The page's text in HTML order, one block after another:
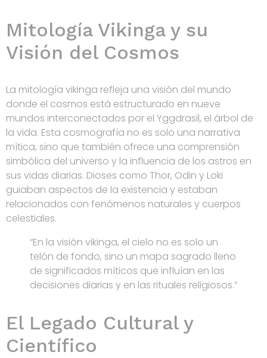
Mitología Vikinga y su
Visión del Cosmos
La mitología vikinga refleja una visión del mundo
donde el cosmos está estructurado en nueve
mundos interconectados por el Yggdrasil, el árbol de
la vida. Esta cosmografía no es solo una narrativa
mítica, sino que también ofrece una comprensión
simbólica del universo y la influencia de los astros en
sus vidas diarias. Dioses como Thor, Odin y Loki
guiaban aspectos de la existencia y estaban
relacionados con fenómenos naturales y cuerpos
celestiales.
“En la visión vikinga, el cielo no es solo un
telón de fondo, sino un mapa sagrado lleno
de significados míticos que influían en las
decisiones diarias y en las rituales religiosos.”
El Legado Cultural y
Científico